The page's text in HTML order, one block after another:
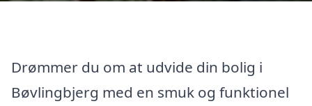
Drømmer du om at udvide din bolig i
Bøvlingbjerg med en smuk og funktionel